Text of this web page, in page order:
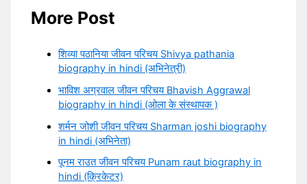
More Post
शिव्या पठानिया जीवन परिचय Shivya pathania
biography in hindi (अभिनेत्री)
भाविश अग्रवाल जीवन परिचय Bhavish Aggrawal
biography in hindi (ओला के संस्थापक )
शर्मन जोशी जीवन परिचय Sharman joshi biography
in hindi (अभिनेता)
पूनम राउत जीवन परिचय Punam raut biography in
hindi (क्रिकेटर)